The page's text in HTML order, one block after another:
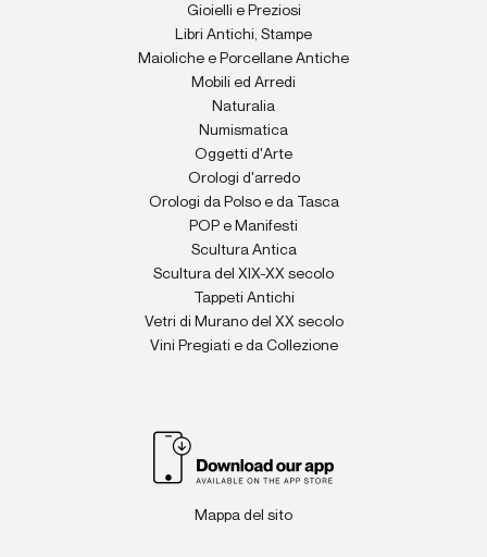
Gioielli e Preziosi
Libri Antichi, Stampe
Maioliche e Porcellane Antiche
Mobili ed Arredi
Naturalia
Numismatica
Oggetti d'Arte
Orologi d'arredo
Orologi da Polso e da Tasca
POP e Manifesti
Scultura Antica
Scultura del XIX-XX secolo
Tappeti Antichi
Vetri di Murano del XX secolo
Vini Pregiati e da Collezione
Mappa del sito